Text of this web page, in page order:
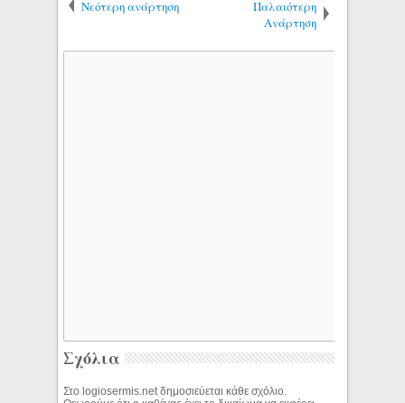
Νεότερη ανάρτηση
Παλαιότερη
Ανάρτηση
Σχόλια
Στο logiosermis.net δημοσιεύεται κάθε σχόλιο.